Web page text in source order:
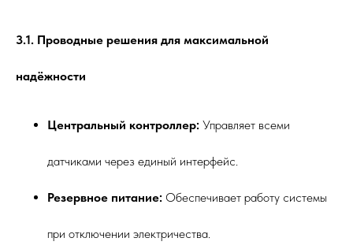
3.1. Проводные решения для максимальной
надёжности
Центральный контроллер: Управляет всеми
датчиками через единый интерфейс.
Резервное питание: Обеспечивает работу системы
при отключении электричества.